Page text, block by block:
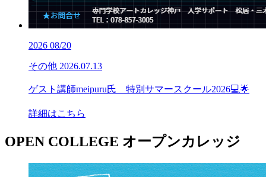
2026 08/20
その他 2026.07.13
ゲスト講師meipuru氏 特別サマースクール2026💻🌟
詳細はこちら
OPEN COLLEGE オープンカレッジ